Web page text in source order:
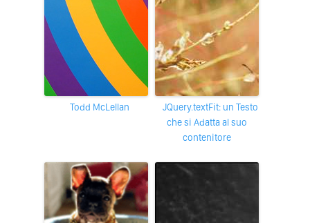
Todd McLellan
jQuery.textFit: un Testo
che si Adatta al suo
contenitore